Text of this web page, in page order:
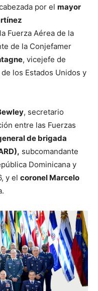
por el mayor
Fuerza Aérea de la
de la Conjefamer
, vicejefe de
los Estados Unidos y
, secretario
entre las Fuerzas
de brigada
subcomandante
Dominicana y
y el coronel Marcelo